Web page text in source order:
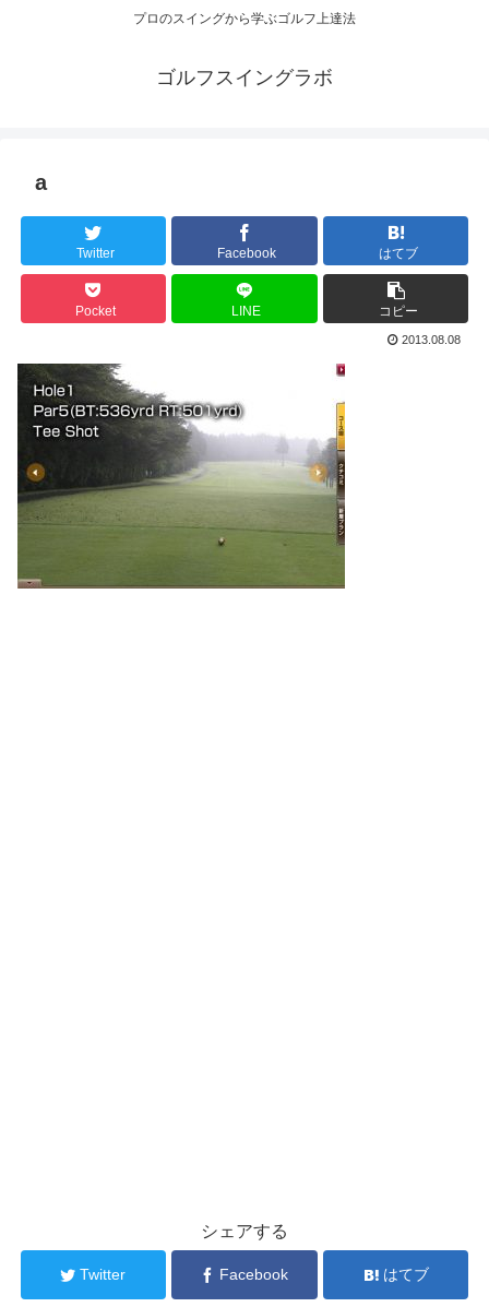
プロのスイングから学ぶゴルフ上達法
ゴルフスイングラボ
a
Twitter Facebook はてブ
Pocket LINE コピー
2013.08.08
シェアする
Twitter Facebook はてブ